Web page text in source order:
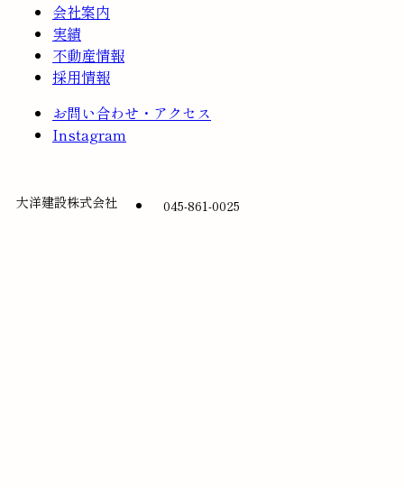
会社案内
実績
不動産情報
採用情報
お問い合わせ・アクセス
Instagram
大洋建設株式会社 045-861-0025